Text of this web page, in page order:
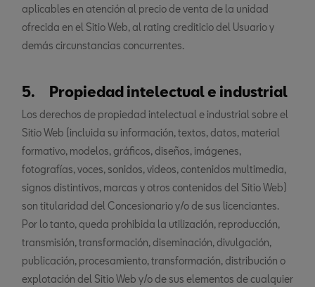
aplicables en atención al precio de venta de la unidad
ofrecida en el Sitio Web, al rating crediticio del Usuario y
demás circunstancias concurrentes.
5. Propiedad intelectual e industrial
Los derechos de propiedad intelectual e industrial sobre el
Sitio Web (incluida su información, textos, datos, material
formativo, modelos, gráficos, diseños, imágenes,
fotografías, voces, sonidos, videos, contenidos multimedia,
signos distintivos, marcas y otros contenidos del Sitio Web)
son titularidad del Concesionario y/o de sus licenciantes.
Por lo tanto, queda prohibida la utilización, reproducción,
transmisión, transformación, diseminación, divulgación,
publicación, procesamiento, transformación, distribución o
explotación del Sitio Web y/o de sus elementos de cualquier